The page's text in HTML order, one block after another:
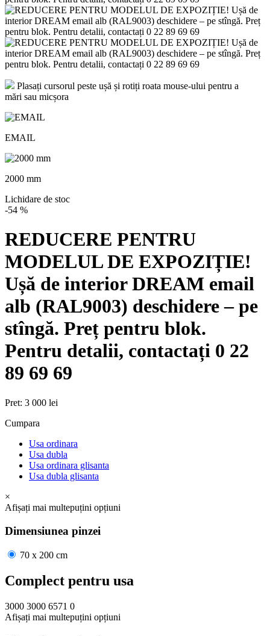
Plasați cursorul peste ușă și rotiți roata mouse-ului pentru a
mări sau micșora
EMAIL
2000 mm
Lichidare de stoc
-54 %
REDUCERE PENTRU
MODELUL DE EXPOZIȚIE!
Ușă de interior DREAM email
alb (RAL9003) deschidere – pe
stîngă. Preț pentru blok.
Pentru detalii, contactați 0 22
89 69 69
Pret: 3 000 lei
Cumpara
Usa ordinara
Usa dubla
Usa ordinara glisanta
Usa dubla glisanta
×
Afișați mai multepuțini opțiuni
Dimensiunea pinzei
70 x 200 cm
Complect pentru usa
3000 3000 6571 0
Afișați mai multepuțini opțiuni